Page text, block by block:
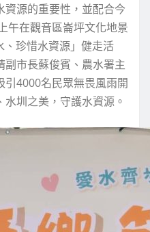
源的重要性，並配合今
午在觀音區崙坪文化地景
、珍惜水資源」健走活
市長蘇俊賓、農水署主
4000名民眾無畏風雨開
圳之美，守護水資源。